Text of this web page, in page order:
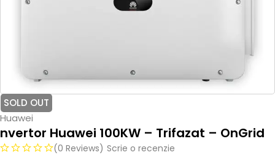
SOLD OUT
Huawei
nvertor Huawei 100KW – Trifazat – OnGrid
(0 Reviews) Scrie o recenzie